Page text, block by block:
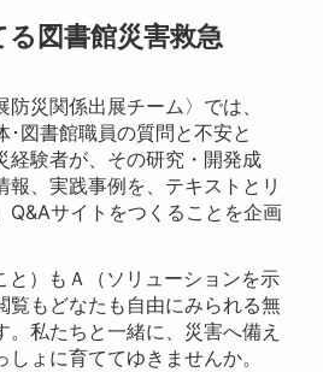
る図書館災害救急
災関係出展チーム〉では、
･図書館職員の質問と不安と
経験者が、その研究・開発成
報、実践事例を、テキストとリ
Q&Aサイトをつくることを企画
と）もＡ（ソリューションを示
覧もどなたも自由にみられる無
。私たちと一緒に、災害へ備え
ょに育ててゆきませんか。